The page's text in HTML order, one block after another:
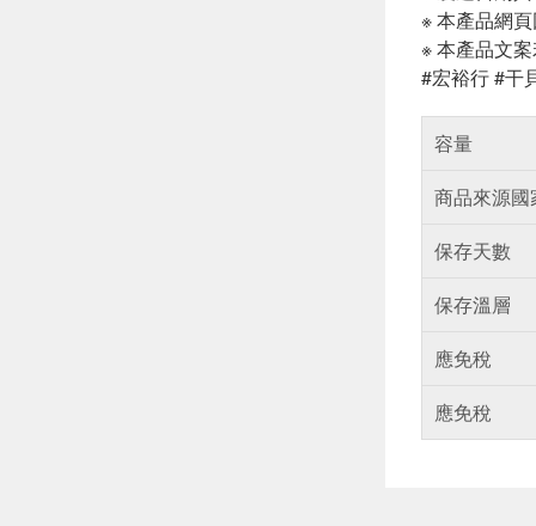
※ 本產品網
※ 本產品文
#宏裕行 #干
容量
商品來源國
保存天數
保存溫層
應免稅
應免稅